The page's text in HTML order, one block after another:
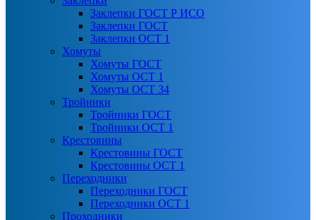
Заклепки ГОСТ Р ИСО
Заклепки ГОСТ
Заклепки ОСТ 1
Хомуты
Хомуты ГОСТ
Хомуты ОСТ 1
Хомуты ОСТ 34
Тройники
Тройники ГОСТ
Тройники ОСТ 1
Крестовины
Крестовины ГОСТ
Крестовины ОСТ 1
Переходники
Переходники ГОСТ
Переходники ОСТ 1
Проходники